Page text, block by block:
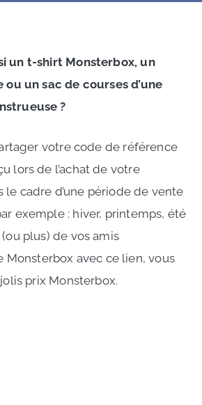
un t-shirt Monsterbox, un
un sac de courses d’une
?
votre code de référence
lors de l’achat de votre
le cadre d’une période de vente
exemple : hiver, printemps, été
plus) de vos amis
Monsterbox avec ce lien, vous
prix Monsterbox.